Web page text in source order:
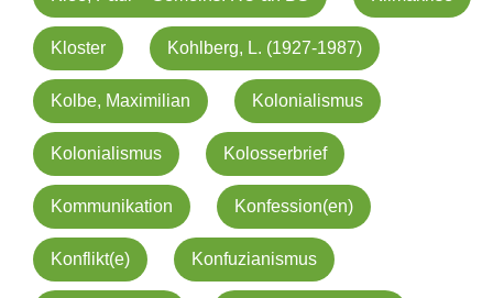
Kloster Kohlberg, L. (1927-1987)
Kolbe, Maximilian Kolonialismus
Kolonialismus Kolosserbrief
Kommunikation Konfession(en)
Konflikt(e) Konfuzianismus